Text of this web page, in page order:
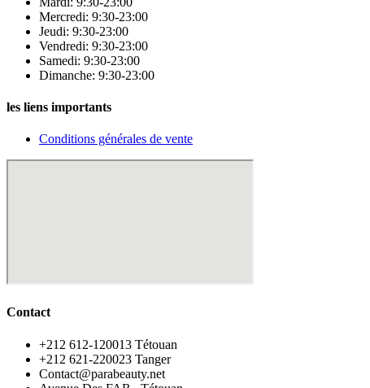
Mercredi: 9:30-23:00
Jeudi: 9:30-23:00
Vendredi: 9:30-23:00
Samedi: 9:30-23:00
Dimanche: 9:30-23:00
les liens importants
Conditions générales de vente
Contact
‪+212 612-120013 Tétouan
‪+212 621-220023 Tanger
Contact@parabeauty.net